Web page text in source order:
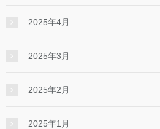
2025年4月
2025年3月
2025年2月
2025年1月